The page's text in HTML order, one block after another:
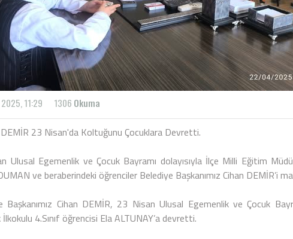
11:29 1306 Okuma
23 Nisan'da Koltuğunu Çocuklara Devretti.
Ulusal Egemenlik ve Çocuk Bayramı dolayısıyla İlçe Milli Eğitim
ve beraberindeki öğrenciler Belediye Başkanımız Cihan DEMİR’i
Başkanımız Cihan DEMİR, 23 Nisan Ulusal Egemenlik ve Çocuk
4.Sınıf öğrencisi Ela ALTUNAY’a devretti.